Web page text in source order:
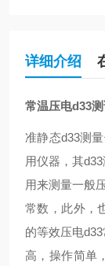
详细介绍
常温压电d33
准静态d33测
用仪器，其
用来测量一般
常数，此外，
的等效压电
高，操作简单